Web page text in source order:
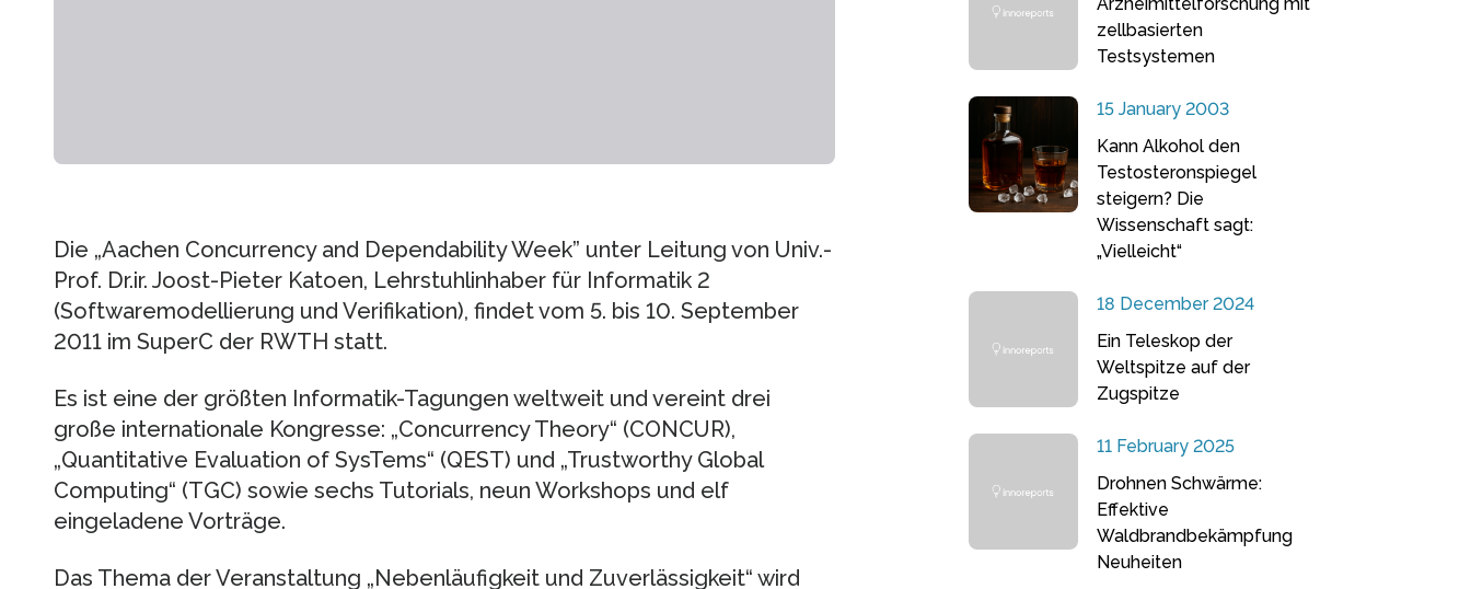
Die „Aachen Concurrency and Dependability Week” unter Leitung von Univ.-
Prof. Dr.ir. Joost-Pieter Katoen, Lehrstuhlinhaber für Informatik 2
(Softwaremodellierung und Verifikation), findet vom 5. bis 10. September
2011 im SuperC der RWTH statt.
Es ist eine der größten Informatik-Tagungen weltweit und vereint drei
große internationale Kongresse: „Concurrency Theory“ (CONCUR),
„Quantitative Evaluation of SysTems“ (QEST) und „Trustworthy Global
Computing“ (TGC) sowie sechs Tutorials, neun Workshops und elf
eingeladene Vorträge.
Das Thema der Veranstaltung „Nebenläufigkeit und Zuverlässigkeit“ wird
zellbasierten
Testsystemen
15 January 2003
Kann Alkohol den
Testosteronspiegel
steigern? Die
Wissenschaft sagt:
„Vielleicht“
18 December 2024
Ein Teleskop der
Weltspitze auf der
Zugspitze
11 February 2025
Drohnen Schwärme:
Effektive
Waldbrandbekämpfung
Neuheiten